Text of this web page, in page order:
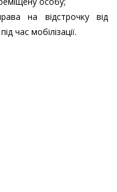
на відстрочку від
час мобілізації.